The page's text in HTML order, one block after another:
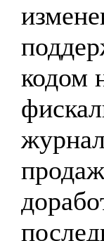
кодом